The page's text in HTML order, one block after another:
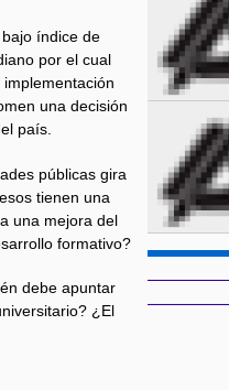
índice de
por el cual
una decisión
país.
públicas gira
tienen una
una mejora del
formativo?
debe apuntar
¿El